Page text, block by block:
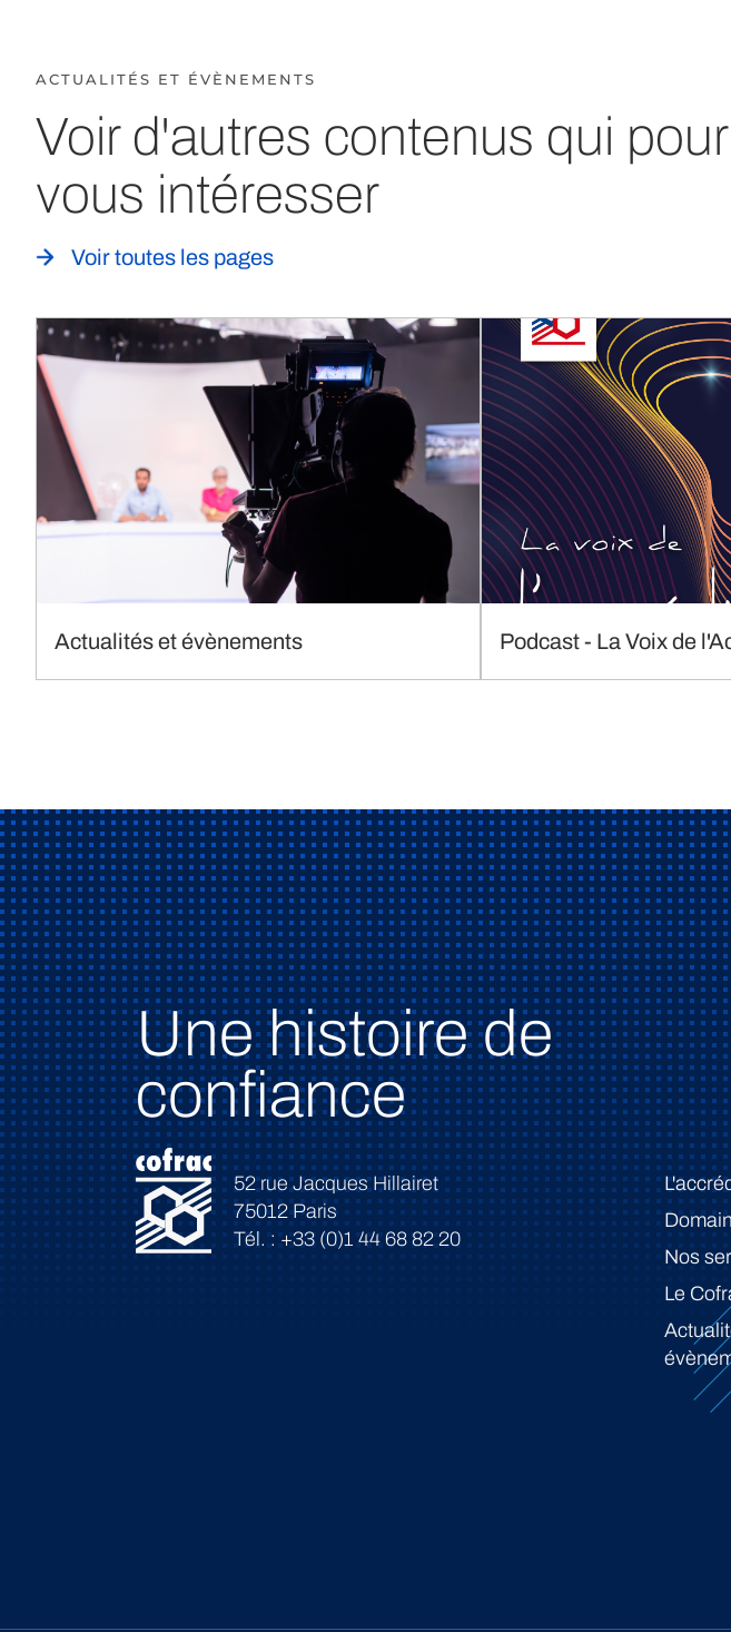
ACTUALITÉS ET ÉVÈNEMENTS
Voir d'autres contenus qui
vous intéresser
Voir toutes les pages
Actualités et évènements Podcast - La Voix de
Une histoire de
confiance
52 rue Jacques Hillairet
75012 Paris
Tél. : +33 (0)1 44 68 82 20
Nos
Le